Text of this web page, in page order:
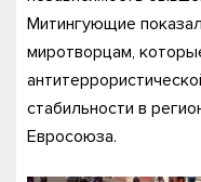
Митингующие
миротворцам,
стабильности в
Евросоюза.